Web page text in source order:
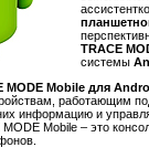
TRACE
системы
MODE Mobile для
работающим
информацию и
MODE Mobile – это